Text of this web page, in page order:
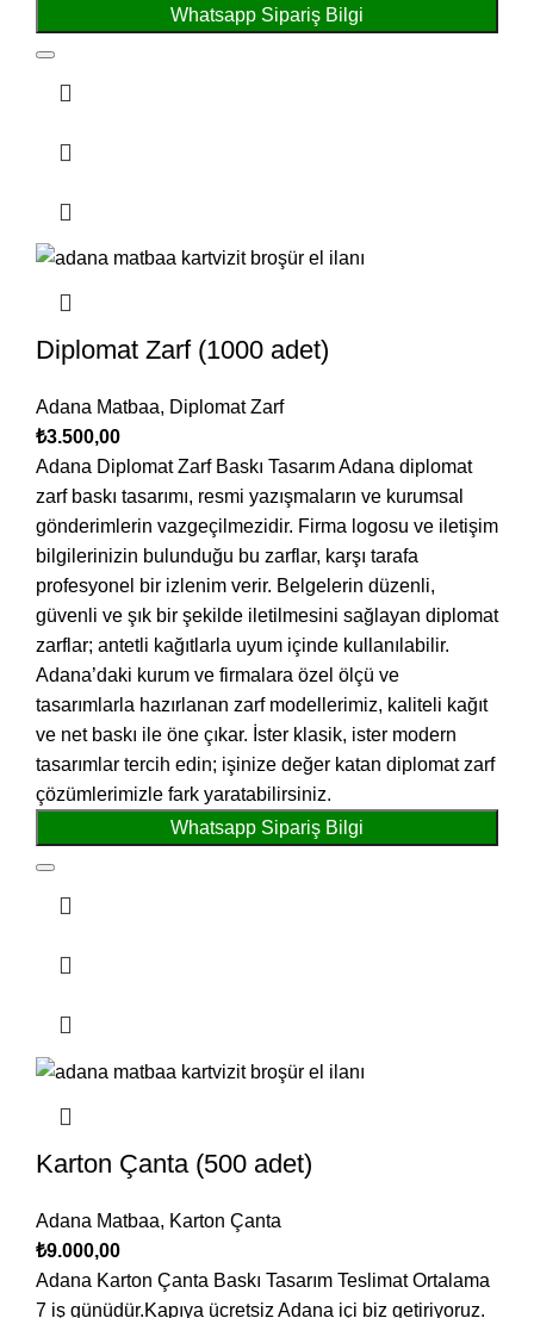
Whatsapp Sipariş Bilgi
Diplomat Zarf (1000 adet)
Adana Matbaa, Diplomat Zarf
₺3.500,00
Adana Diplomat Zarf Baskı Tasarım Adana diplomat
zarf baskı tasarımı, resmi yazışmaların ve kurumsal
gönderimlerin vazgeçilmezidir. Firma logosu ve iletişim
bilgilerinizin bulunduğu bu zarflar, karşı tarafa
profesyonel bir izlenim verir. Belgelerin düzenli,
güvenli ve şık bir şekilde iletilmesini sağlayan diplomat
zarflar; antetli kağıtlarla uyum içinde kullanılabilir.
Adana’daki kurum ve firmalara özel ölçü ve
tasarımlarla hazırlanan zarf modellerimiz, kaliteli kağıt
ve net baskı ile öne çıkar. İster klasik, ister modern
tasarımlar tercih edin; işinize değer katan diplomat zarf
çözümlerimizle fark yaratabilirsiniz.
Whatsapp Sipariş Bilgi
Karton Çanta (500 adet)
Adana Matbaa, Karton Çanta
₺9.000,00
Adana Karton Çanta Baskı Tasarım Teslimat Ortalama
7 iş günüdür.Kapıya ücretsiz Adana içi biz getiriyoruz.